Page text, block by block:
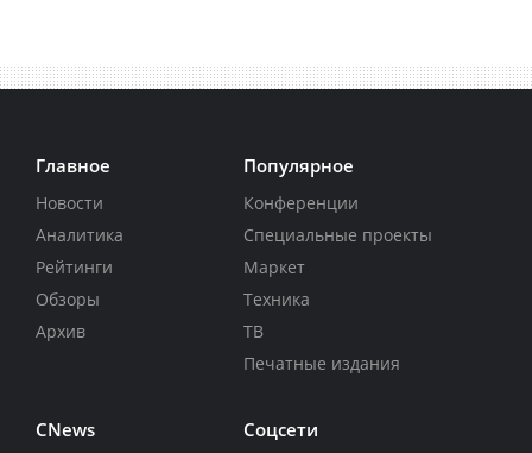
Главное
Новости
Аналитика
Рейтинги
Обзоры
Архив
Популярное
Конференции
Специальные проекты
Маркет
Техника
ТВ
Печатные издания
CNews Соцсети